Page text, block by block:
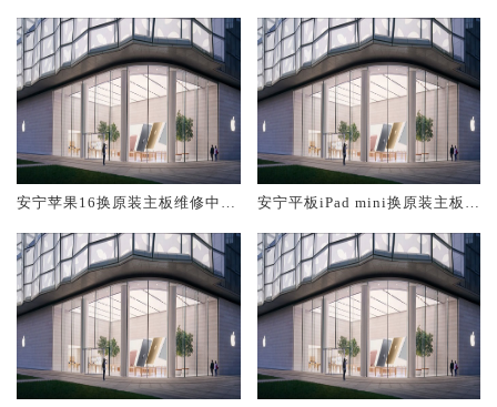
安宁苹果16换原装主板维修中心
安宁平板iPad mini换原装主板维